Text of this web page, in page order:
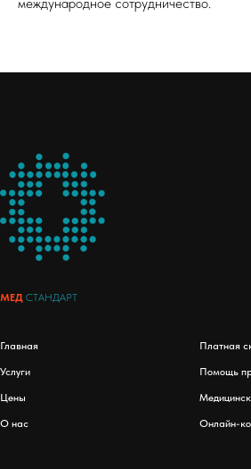
МЕД СТАНДАРТ
Главная
Услуги
Цены
О нас
Платная
Помощь
Онлайн-